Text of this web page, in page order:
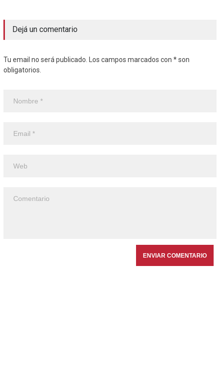
Dejá un comentario
Tu email no será publicado. Los campos marcados con * son
obligatorios.